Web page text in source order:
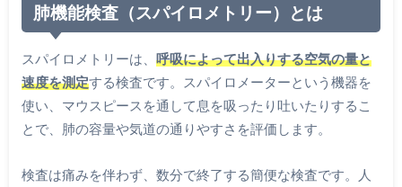
肺機能検査（スパイロメトリー）とは
スパイロメトリーは、 呼吸によって出入りする空気の量と
速度を測定する検査です。スパイロメーターという機器を
使い、マウスピースを通して息を吸ったり吐いたりするこ
とで、肺の容量や気道の通りやすさを評価します。
検査は痛みを伴わず、数分で終了する簡便な検査です。人